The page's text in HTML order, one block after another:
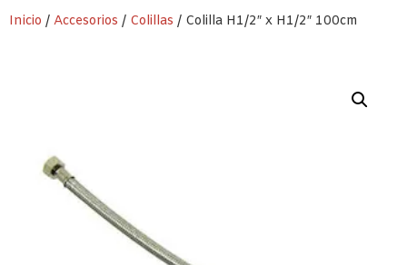
Inicio / Accesorios / Colillas / Colilla H1/2″ x H1/2″ 100cm